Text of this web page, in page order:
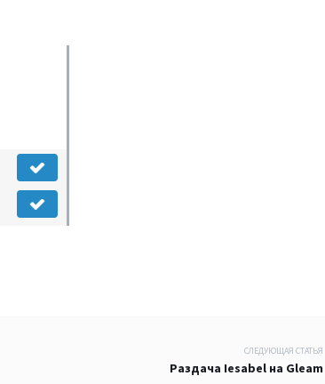
СЛЕДУЮЩАЯ СТАТЬЯ
Раздача Iesabel на Gleam